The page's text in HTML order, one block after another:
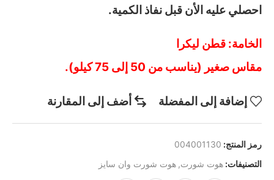
احصلي عليه الأن قبل نفاذ الكمية.
الخامة: قطن ليكرا
مقاس صغير (يناسب من 50 إلى 75 كيلو).
إضافة إلى المفضلة أضف إلى المقارنة
رمز المنتج: 004001130
التصنيفات: هوت شورت, هوت شورت وان سايز